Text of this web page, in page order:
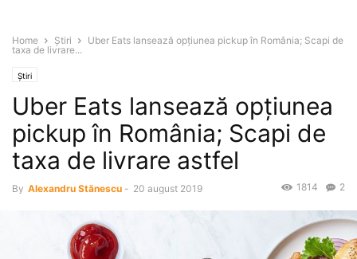
Home Știri
Uber Eats lansează opţiunea pickup în România; Scapi de
taxa de livrare...
Știri
Uber Eats lansează opţiunea
pickup în România; Scapi de
taxa de livrare astfel
By Alexandru Stănescu - 20 august 2019 2
1814